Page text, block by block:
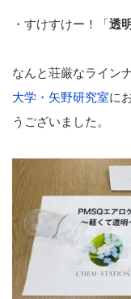
・すけすけー！「透
なんと荘厳なライン
大学・矢野研究室に
うございました。